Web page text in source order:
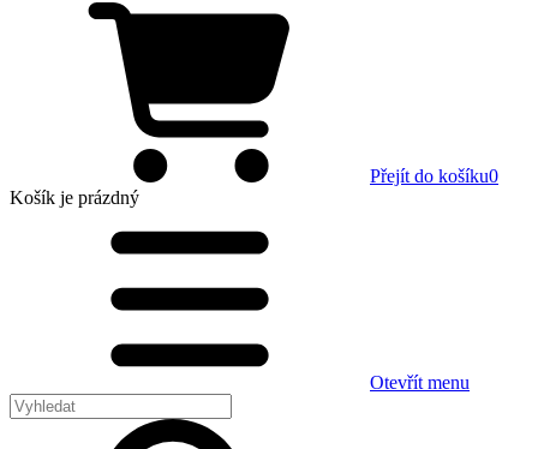
Přejít do košíku0
Košík je prázdný
Otevřít menu